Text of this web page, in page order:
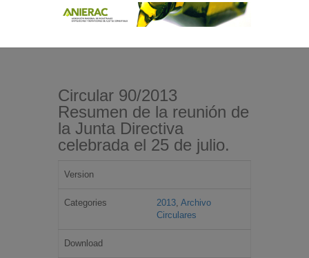
Circular 90/2013
Resumen de la reunión de
la Junta Directiva
celebrada el 25 de julio.
Version
Categories 2013, Archivo
Circulares
Download